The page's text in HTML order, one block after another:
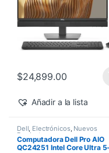
$24,899.00
Añadir a la lista
Dell, Electrónicos, Nuevos
Productos
Computadora Dell Pro AIO
QC24251 Intel Core Ultra 5-